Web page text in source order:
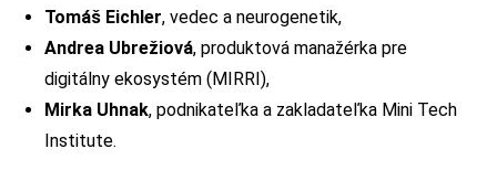
Tomáš Eichler, vedec a neurogenetik,
Andrea Ubrežiová, produktová manažérka pre
digitálny ekosystém (MIRRI),
Mirka Uhnak, podnikateľka a zakladateľka Mini Tech
Institute.